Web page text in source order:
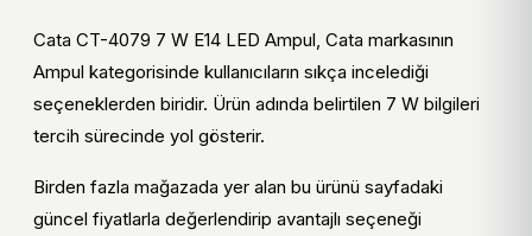
Cata CT-4079 7 W E14 LED Ampul, Cata markasının
Ampul kategorisinde kullanıcıların sıkça incelediği
seçeneklerden biridir. Ürün adında belirtilen 7 W bilgileri
tercih sürecinde yol gösterir.
Birden fazla mağazada yer alan bu ürünü sayfadaki
güncel fiyatlarla değerlendirip avantajlı seçeneği